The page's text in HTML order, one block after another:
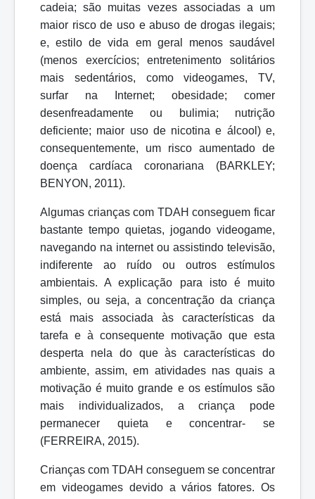
cadeia; são muitas vezes associadas a um
maior risco de uso e abuso de drogas ilegais;
e, estilo de vida em geral menos saudável
(menos exercícios; entretenimento solitários
mais sedentários, como videogames, TV,
surfar na Internet; obesidade; comer
desenfreadamente ou bulimia; nutrição
deficiente; maior uso de nicotina e álcool) e,
consequentemente, um risco aumentado de
doença cardíaca coronariana (BARKLEY;
BENYON, 2011).
Algumas crianças com TDAH conseguem ficar
bastante tempo quietas, jogando videogame,
navegando na internet ou assistindo televisão,
indiferente ao ruído ou outros estímulos
ambientais. A explicação para isto é muito
simples, ou seja, a concentração da criança
está mais associada às características da
tarefa e à consequente motivação que esta
desperta nela do que às características do
ambiente, assim, em atividades nas quais a
motivação é muito grande e os estímulos são
mais
individualizados, a criança
pode
permanecer
quieta e
concentrar- se
(FERREIRA, 2015).
Crianças com TDAH conseguem se concentrar
em videogames devido a vários fatores. Os